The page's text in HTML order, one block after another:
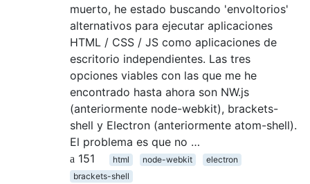
muerto, he estado buscando 'envoltorios'
alternativos para ejecutar aplicaciones
HTML / CSS / JS como aplicaciones de
escritorio independientes. Las tres
opciones viables con las que me he
encontrado hasta ahora son NW.js
(anteriormente node-webkit), brackets-
shell y Electron (anteriormente atom-shell).
El problema es que no …
151
html node-webkit
electron
brackets-shell